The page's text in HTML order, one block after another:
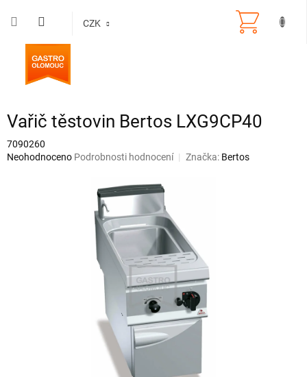
CZK
Vařič těstovin Bertos LXG9CP40
7090260
Průměrné
Neohodnoceno Podrobnosti hodnocení Značka: Bertos